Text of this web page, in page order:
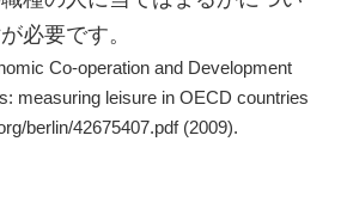
必要です。
Co-operation and Development
measuring leisure in OECD countries
berlin/42675407.pdf (2009).